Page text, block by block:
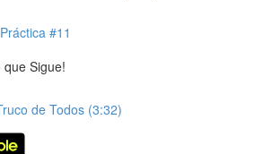
#11
que Sigue!
de Todos (3:32)